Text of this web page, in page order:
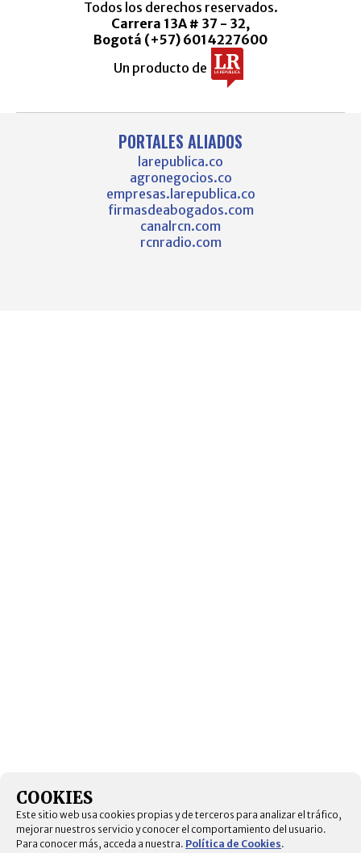
Todos los derechos reservados.
Carrera 13A # 37 - 32,
Bogotá (+57) 6014227600
Un producto de
PORTALES ALIADOS
larepublica.co
agronegocios.co
empresas.larepublica.co
firmasdeabogados.com
canalrcn.com
rcnradio.com
COOKIES
Este sitio web usa cookies propias y de terceros para analizar el tráfico,
mejorar nuestros servicio y conocer el comportamiento del usuario.
Para conocer más, acceda a nuestra. Política de Cookies.